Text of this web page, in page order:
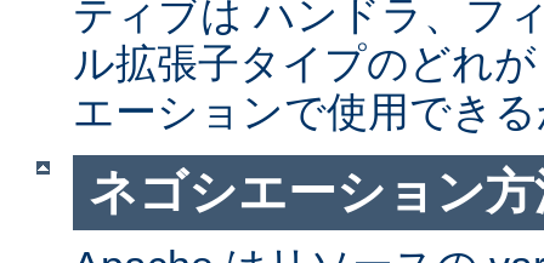
ティブは ハンドラ、フ
ル拡張子タイプのどれ
エーションで使用でき
ネゴシエーション方